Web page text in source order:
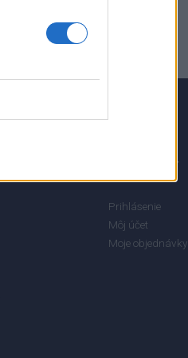
MÔJ ÚČET
Prihlásenie
Môj účet
Moje objednávky